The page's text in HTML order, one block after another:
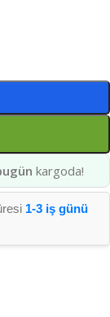
kargoda!
1-3 iş günü